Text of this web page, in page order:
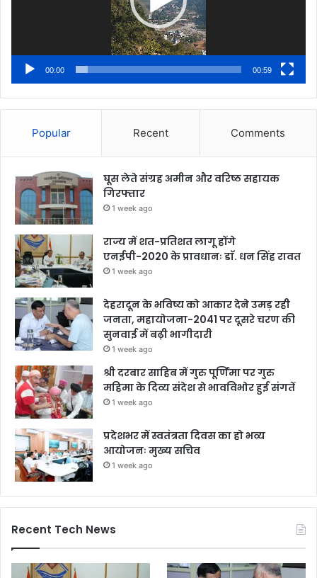
00:00 00:59
Popular Recent Comments
घूस लेते संग्रह अमीन और वरिष्ठ सहायक
गिरफ्तार
1 week ago
राज्य में शत-प्रतिशत लागू होंगे
एनईपी-2020 के प्रावधानः डाॅ. धन सिंह रावत
1 week ago
देहरादून के भविष्य को आकार देने उमड़ रही
जनता, महायोजना-2041 पर दूसरे चरण की
सुनवाई में बढ़ी भागीदारी
1 week ago
श्री दरबार साहिब में गुरु पूर्णिमा पर गुरु
महिमा के दिव्य संदेश से भावविभोर हुई संगतें
1 week ago
प्रदेशभर में स्वतंत्रता दिवस का हो भव्य
आयोजनः मुख्य सचिव
1 week ago
Recent Tech News